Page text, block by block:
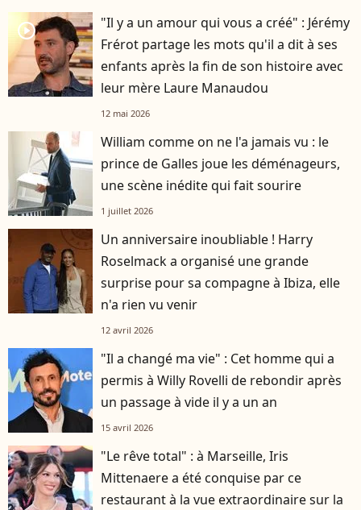
player2
"Il y a un amour qui vous a créé" : Jérémy
Frérot partage les mots qu'il a dit à ses
enfants après la fin de son histoire avec
leur mère Laure Manaudou
12 mai 2026
William comme on ne l'a jamais vu : le
prince de Galles joue les déménageurs,
une scène inédite qui fait sourire
1 juillet 2026
Un anniversaire inoubliable ! Harry
Roselmack a organisé une grande
surprise pour sa compagne à Ibiza, elle
n'a rien vu venir
12 avril 2026
"Il a changé ma vie" : Cet homme qui a
permis à Willy Rovelli de rebondir après
un passage à vide il y a un an
15 avril 2026
"Le rêve total" : à Marseille, Iris
Mittenaere a été conquise par ce
restaurant à la vue extraordinaire sur la